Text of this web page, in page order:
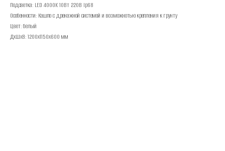
Подсветка: LED 4000K 10Вт 220В Ip68
Особенности: Кашпо с дренажной системой и возможнотью крепления к грунту
Цвет: белый
ДxШxВ: 1200x1150x600 мм